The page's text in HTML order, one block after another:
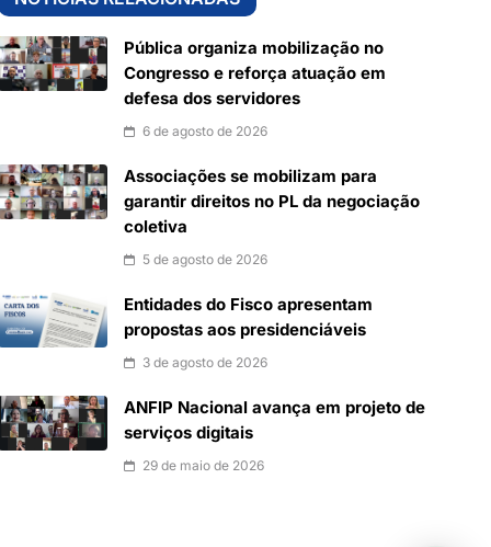
Pública organiza mobilização no
Congresso e reforça atuação em
defesa dos servidores
6 de agosto de 2026
Associações se mobilizam para
garantir direitos no PL da negociação
coletiva
5 de agosto de 2026
Entidades do Fisco apresentam
propostas aos presidenciáveis
3 de agosto de 2026
ANFIP Nacional avança em projeto de
serviços digitais
29 de maio de 2026